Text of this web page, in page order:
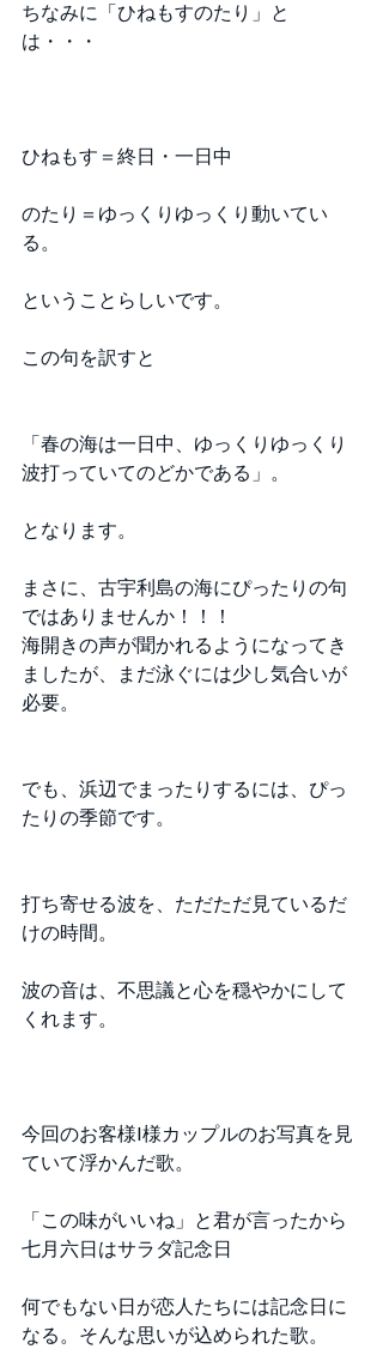
ちなみに「ひねもすのたり」と
は・・・
ひねもす＝終日・一日中
のたり＝ゆっくりゆっくり動いてい
る。
ということらしいです。
この句を訳すと
「春の海は一日中、ゆっくりゆっくり
波打っていてのどかである」。
となります。
まさに、古宇利島の海にぴったりの句
ではありませんか！！！
海開きの声が聞かれるようになってき
ましたが、まだ泳ぐには少し気合いが
必要。
でも、浜辺でまったりするには、ぴっ
たりの季節です。
打ち寄せる波を、ただただ見ているだ
けの時間。
波の音は、不思議と心を穏やかにして
くれます。
今回のお客様I様カップルのお写真を見
ていて浮かんだ歌。
「この味がいいね」と君が言ったから
七月六日はサラダ記念日
何でもない日が恋人たちには記念日に
なる。そんな思いが込められた歌。